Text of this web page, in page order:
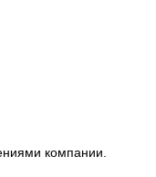
компании.